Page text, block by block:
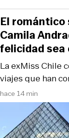
hace 14 min
La exMiss Chile
viajes que han
El romántico
Camila
felicidad sea